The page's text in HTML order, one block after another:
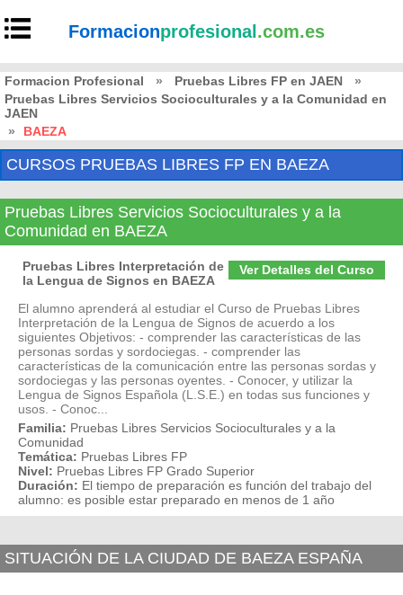
Formacionprofesional .com.es
Formacion Profesional » Pruebas Libres FP en JAEN
»
Pruebas Libres Servicios Socioculturales y a la Comunidad en
JAEN
»
BAEZA
CURSOS PRUEBAS LIBRES FP EN BAEZA
Pruebas Libres Servicios Socioculturales y a la
Comunidad en BAEZA
Ver Detalles del Curso
Pruebas Libres Interpretación de
la Lengua de Signos en BAEZA
El alumno aprenderá al estudiar el Curso de Pruebas Libres
Interpretación de la Lengua de Signos de acuerdo a los
siguientes Objetivos: - comprender las características de las
personas sordas y sordociegas. - comprender las
características de la comunicación entre las personas sordas y
sordociegas y las personas oyentes. - Conocer, y utilizar la
Lengua de Signos Española (L.S.E.) en todas sus funciones y
usos. - Conoc...
Familia: Pruebas Libres Servicios Socioculturales y a la
Comunidad
Temática: Pruebas Libres FP
Nivel: Pruebas Libres FP Grado Superior
Duración: El tiempo de preparación es función del trabajo del
alumno: es posible estar preparado en menos de 1 año
SITUACIÓN DE LA CIUDAD DE BAEZA ESPAÑA